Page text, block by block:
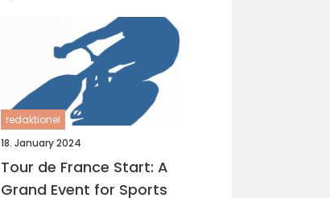
redaktionel
18. January 2024
Tour de France Start: A
Grand Event for Sports